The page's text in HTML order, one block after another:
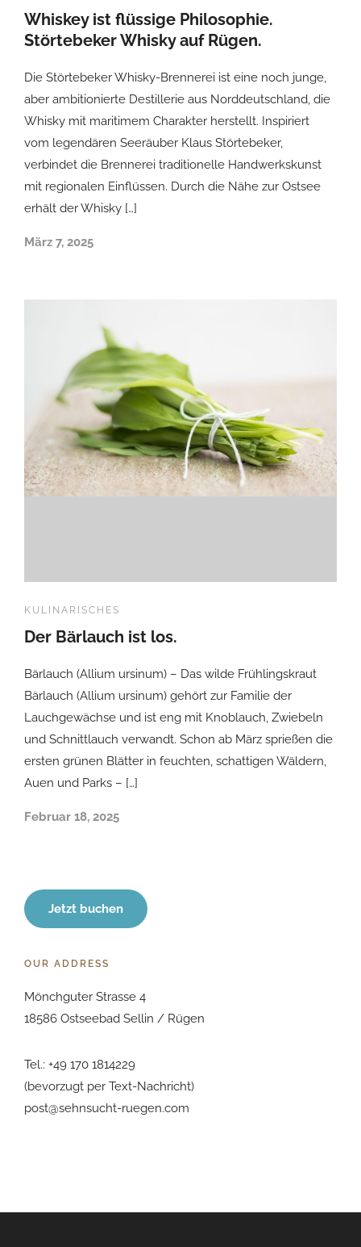
Whiskey ist flüssige Philosophie.
Störtebeker Whisky auf Rügen.
Die Störtebeker Whisky-Brennerei ist eine noch junge,
aber ambitionierte Destillerie aus Norddeutschland, die
Whisky mit maritimem Charakter herstellt. Inspiriert
vom legendären Seeräuber Klaus Störtebeker,
verbindet die Brennerei traditionelle Handwerkskunst
mit regionalen Einflüssen. Durch die Nähe zur Ostsee
erhält der Whisky […]
März 7, 2025
KULINARISCHES
Der Bärlauch ist los.
Bärlauch (Allium ursinum) – Das wilde Frühlingskraut
Bärlauch (Allium ursinum) gehört zur Familie der
Lauchgewächse und ist eng mit Knoblauch, Zwiebeln
und Schnittlauch verwandt. Schon ab März sprießen die
ersten grünen Blätter in feuchten, schattigen Wäldern,
Auen und Parks – […]
Februar 18, 2025
Jetzt buchen
OUR ADDRESS
Mönchguter Strasse 4
18586 Ostseebad Sellin / Rügen
Tel.: +49 170 1814229
(bevorzugt per Text-Nachricht)
post@sehnsucht-ruegen.com